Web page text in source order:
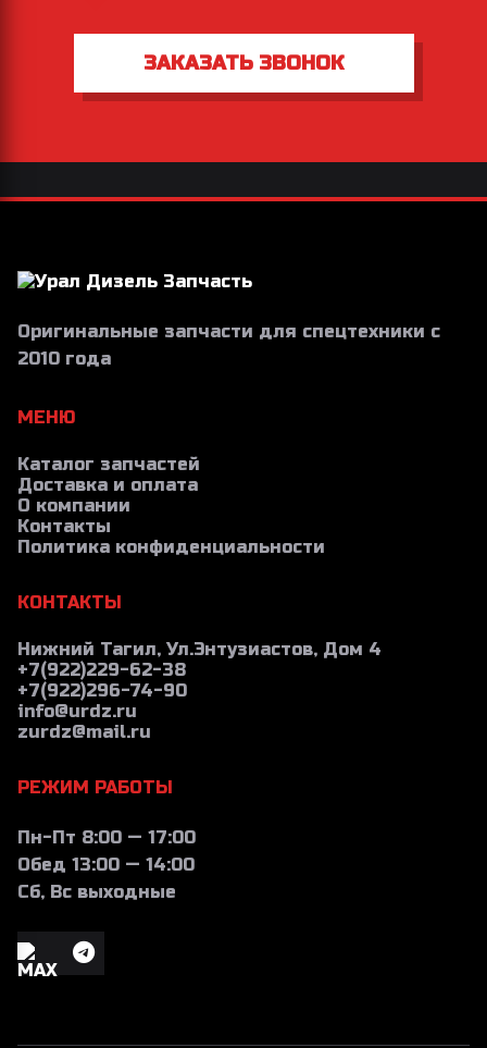
ЗАКАЗАТЬ ЗВОНОК
Оригинальные запчасти для спецтехники с
2010 года
МЕНЮ
Каталог запчастей
Доставка и оплата
О компании
Контакты
Политика конфиденциальности
КОНТАКТЫ
Нижний Тагил, Ул.Энтузиастов, Дом 4
+7(922)229-62-38
+7(922)296-74-90
info@urdz.ru
zurdz@mail.ru
РЕЖИМ РАБОТЫ
Пн-Пт 8:00 — 17:00
Обед 13:00 — 14:00
Сб, Вс выходные